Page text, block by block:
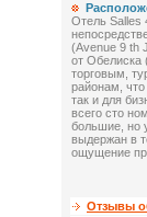
Отель Salles
(Avenue 9 th
от Обелиска
торговым,
районам, что
так и для
всего сто
большие, но
выдержан в
ощущение
Отзывы